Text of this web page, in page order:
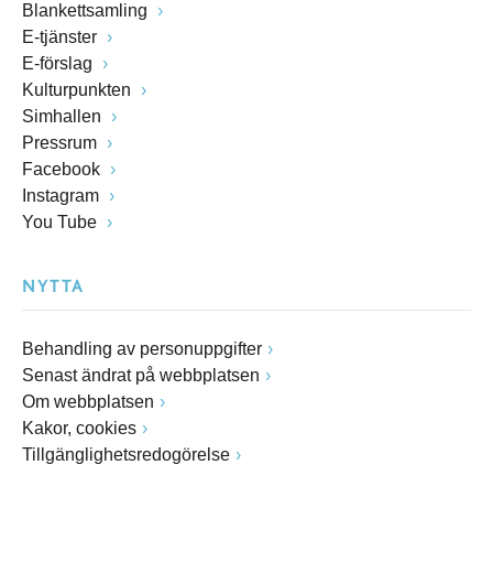
Blankettsamling
E-tjänster
E-förslag
Kulturpunkten
Simhallen
Pressrum
Facebook
Instagram
You Tube
NYTTA
Behandling av personuppgifter
Senast ändrat på webbplatsen
Om webbplatsen
Kakor, cookies
Tillgänglighetsredogörelse